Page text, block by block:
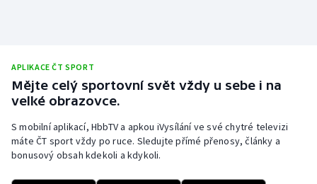
APLIKACE ČT SPORT
Mějte celý sportovní svět vždy u sebe i na
velké obrazovce.
S mobilní aplikací, HbbTV a apkou iVysílání ve své chytré televizi
máte ČT sport vždy po ruce. Sledujte přímé přenosy, články a
bonusový obsah kdekoli a kdykoli.